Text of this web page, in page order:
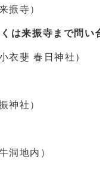
振寺）
くは来振寺まで問
衣斐 春日神社）
振神社）
牛洞地内）